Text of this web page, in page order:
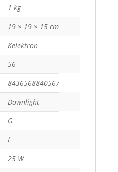
1 kg
19 × 19 × 15 cm
Kelektron
56
8436568840567
Downlight
G
I
25 W